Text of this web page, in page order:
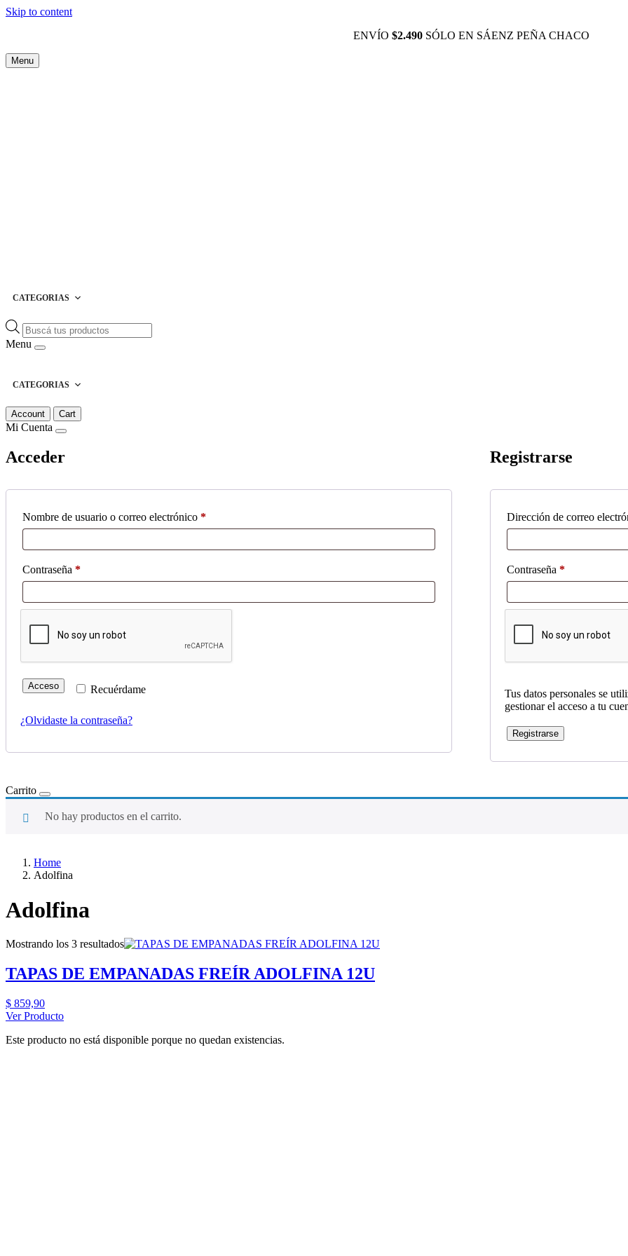
Skip to content
ENVÍO $2.490 SÓLO EN SÁENZ PEÑA CHACO
Menu
CATEGORIAS
Búsqueda
de
productos
Menu
CATEGORIAS
Account Cart
Mi Cuenta
Acceder
Nombre de usuario o correo electrónico *Obligatorio
Contraseña *Obligatorio
Recuérdame
Acceso
¿Olvidaste la contraseña?
Registrarse
Dirección de correo
Contraseña *Obligatorio
Tus datos personales se
gestionar el acceso a tu
Registrarse
Carrito
No hay productos en el carrito.
Home
Adolfina
Adolfina
Mostrando los 3 resultados
TAPAS DE EMPANADAS FREÍR ADOLFINA 12U
$ 859,90
Ver Producto
Este producto no está disponible porque no quedan existencias.